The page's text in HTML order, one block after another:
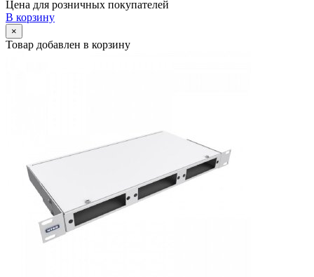
Цена для розничных покупателей
В корзину
×
Товар добавлен в корзину